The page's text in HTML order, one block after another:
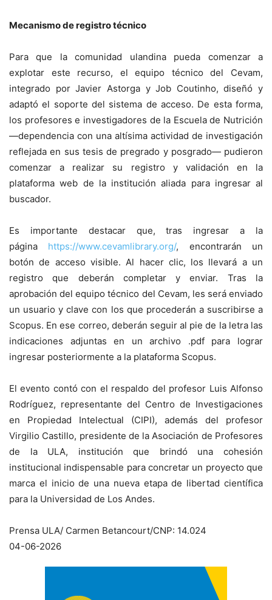
Mecanismo de registro técnico
Para que la comunidad ulandina pueda comenzar a
explotar este recurso, el equipo técnico del Cevam,
integrado por Javier Astorga y Job Coutinho, diseñó y
adaptó el soporte del sistema de acceso. De esta forma,
los profesores e investigadores de la Escuela de Nutrición
—dependencia con una altísima actividad de investigación
reflejada en sus tesis de pregrado y posgrado— pudieron
comenzar a realizar su registro y validación en la
plataforma web de la institución aliada para ingresar al
buscador.
Es importante destacar que, tras ingresar a la
página https://www.cevamlibrary.org/, encontrarán un
botón de acceso visible. Al hacer clic, los llevará a un
registro que deberán completar y enviar. Tras la
aprobación del equipo técnico del Cevam, les será enviado
un usuario y clave con los que procederán a suscribirse a
Scopus. En ese correo, deberán seguir al pie de la letra las
indicaciones adjuntas en un archivo .pdf para lograr
ingresar posteriormente a la plataforma Scopus.
El evento contó con el respaldo del profesor Luis Alfonso
Rodríguez, representante del Centro de Investigaciones
en Propiedad Intelectual (CIPI), además del profesor
Virgilio Castillo, presidente de la Asociación de Profesores
de la ULA, institución que brindó una cohesión
institucional indispensable para concretar un proyecto que
marca el inicio de una nueva etapa de libertad científica
para la Universidad de Los Andes.
Prensa ULA/ Carmen Betancourt/CNP: 14.024
04-06-2026